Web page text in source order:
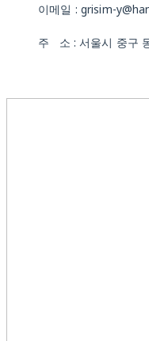
이메일 : grisim-
주 소 : 서울시 중구